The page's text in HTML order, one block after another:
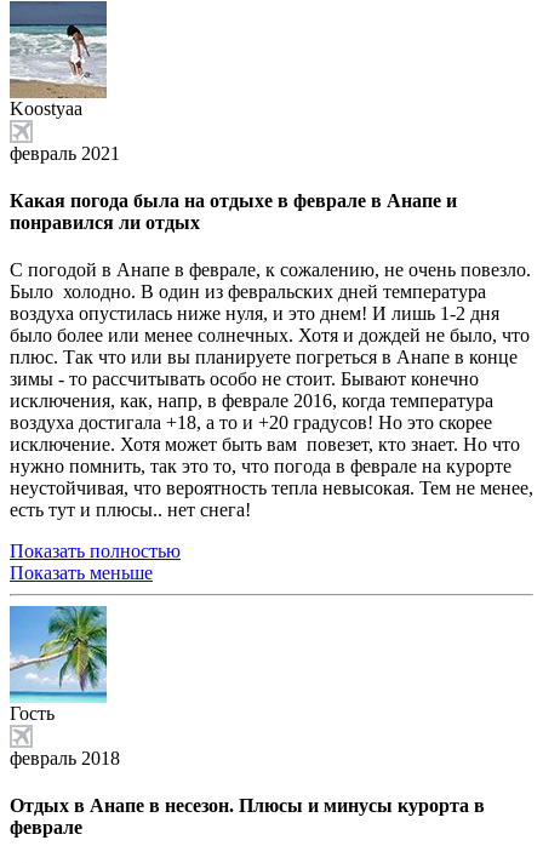
Koostyaa
февраль 2021
Какая погода была на отдыхе в феврале в Анапе и
понравился ли отдых
С погодой в Анапе в феврале, к сожалению, не очень повезло.
Было холодно. В один из февральских дней температура
воздуха опустилась ниже нуля, и это днем! И лишь 1-2 дня
было более или менее солнечных. Хотя и дождей не было, что
плюс. Так что или вы планируете погреться в Анапе в конце
зимы - то рассчитывать особо не стоит. Бывают конечно
исключения, как, напр, в феврале 2016, когда температура
воздуха достигала +18, а то и +20 градусов! Но это скорее
исключение. Хотя может быть вам повезет, кто знает. Но что
нужно помнить, так это то, что погода в феврале на курорте
неустойчивая, что вероятность тепла невысокая. Тем не менее,
есть тут и плюсы.. нет снега!
Показать полностью
Показать меньше
Гость
февраль 2018
Отдых в Анапе в несезон. Плюсы и минусы курорта в
феврале